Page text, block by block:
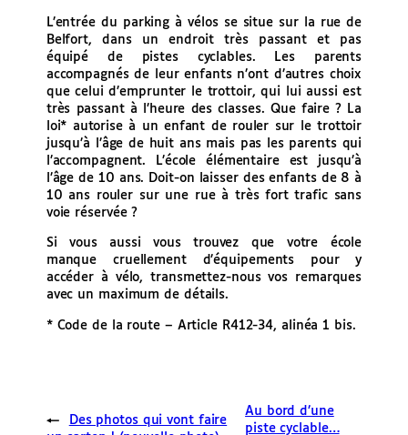
L’entrée du parking à vélos se situe sur la rue de
Belfort, dans un endroit très passant et pas
équipé de pistes cyclables. Les parents
accompagnés de leur enfants n’ont d’autres choix
que celui d’emprunter le trottoir, qui lui aussi est
très passant à l’heure des classes. Que faire ? La
loi* autorise à un enfant de rouler sur le trottoir
jusqu’à l’âge de huit ans mais pas les parents qui
l’accompagnent. L’école élémentaire est jusqu’à
l’âge de 10 ans. Doit-on laisser des enfants de 8 à
10 ans rouler sur une rue à très fort trafic sans
voie réservée ?
Si vous aussi vous trouvez que votre école
manque cruellement d’équipements pour y
accéder à vélo, transmettez-nous vos remarques
avec un maximum de détails.
* Code de la route – Article R412-34, alinéa 1 bis.
←
Des photos qui vont faire
Au bord d’une
piste cyclable…